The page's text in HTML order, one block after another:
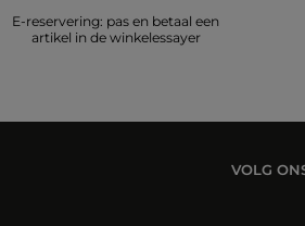
E-reservering: pas en betaal een
artikel in de winkelessayer
VOLG